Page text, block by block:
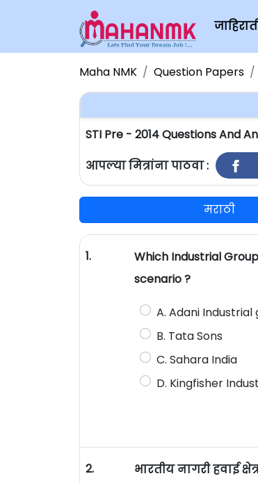
Maha NMK Question Papers
STI Pre - 2014 Questions And
आपल्या मित्रांना पाठवा :
मराठी
1.
Which Industrial
scenario ?
A. Adani Industrial
B. Tata Sons
C. Sahara India
D. Kingfisher
2.
भारतीय नागरी हवाई